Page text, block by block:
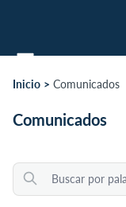
Inicio Comunicados
Comunicados